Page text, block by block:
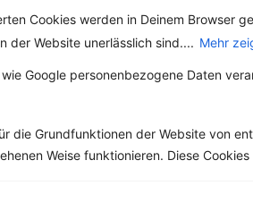
Cookies werden in Deinem Browser
der Website unerlässlich sind.... Mehr
Google personenbezogene Daten
die Grundfunktionen der Website von
Weise funktionieren. Diese
Weitere
‹
Fett:17 g
Eiweiß:14 g